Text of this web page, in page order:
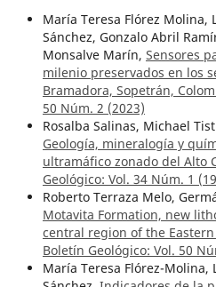
María Teresa Flórez Molina,
Sánchez, Gonzalo Abril
Monsalve Marín, Sensores
milenio preservados en los
Bramadora, Sopetrán,
50 Núm. 2 (2023)
Rosalba Salinas, Michael
Geología, mineralogía y
ultramáfico zonado del Alto
Geológico: Vol. 34 Núm. 1
Roberto Terraza Melo,
Motavita Formation, new
central region of the
Boletín Geológico: Vol. 50
María Teresa Flórez-Molina,